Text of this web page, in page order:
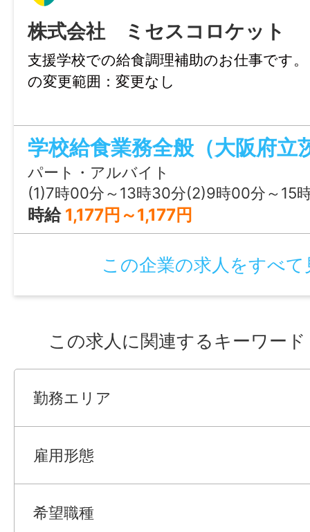
株式会社 ミセスコロケット
支援学校での給食調理補助のお仕事
の変更範囲：変更なし
パート・アルバイト
(1)7時00分～13時30分(2)9時00分～15時30分
時給 1,177円～1,177円
この企業の求人をすべて
この求人に関連するキーワード
勤務エリア
雇用形態
希望職種